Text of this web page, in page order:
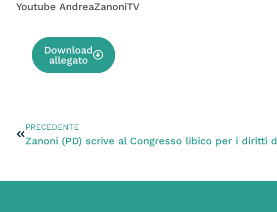
Youtube AndreaZanoniTV
Download
allegato
PRECEDENTE